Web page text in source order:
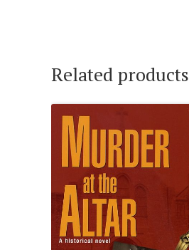
Related products